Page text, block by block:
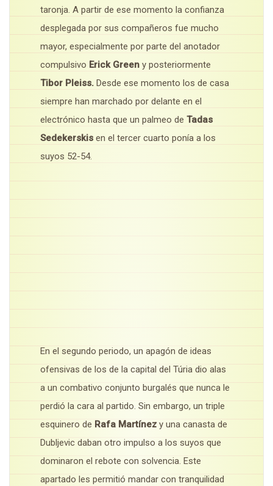
taronja. A partir de ese momento la confianza
desplegada por sus compañeros fue mucho
mayor, especialmente por parte del anotador
compulsivo Erick Green y posteriormente
Tibor Pleiss. Desde ese momento los de casa
siempre han marchado por delante en el
electrónico hasta que un palmeo de Tadas
Sedekerskis en el tercer cuarto ponía a los
suyos 52-54.
En el segundo periodo, un apagón de ideas
ofensivas de los de la capital del Túria dio alas
a un combativo conjunto burgalés que nunca le
perdió la cara al partido. Sin embargo, un triple
esquinero de Rafa Martínez y una canasta de
Dubljevic daban otro impulso a los suyos que
dominaron el rebote con solvencia. Este
apartado les permitió mandar con tranquilidad